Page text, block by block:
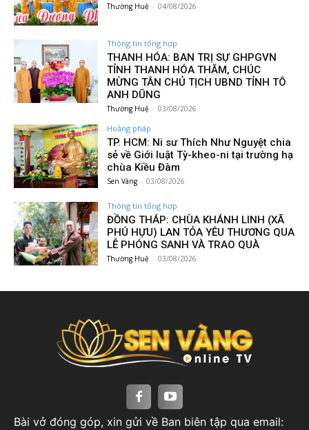
Thường Huệ - 04/08/2026
Thông tin tổng hợp
THANH HÓA: BAN TRỊ SỰ GHPGVN
TỈNH THANH HÓA THĂM, CHÚC
MỪNG TÂN CHỦ TỊCH UBND TỈNH TÔ
ANH DŨNG
Thường Huệ - 03/08/2026
Hoằng pháp
TP. HCM: Ni sư Thích Như Nguyệt chia
sẻ về Giới luật Tỳ-kheo-ni tại trường hạ
chùa Kiều Đàm
Sen Vàng - 03/08/2026
Thông tin tổng hợp
ĐỒNG THÁP: CHÙA KHÁNH LINH (XÃ
PHÚ HỰU) LAN TỎA YÊU THƯƠNG QUA
LỄ PHÓNG SANH VÀ TRAO QUÀ
Thường Huệ - 03/08/2026
Bài vở đóng góp, xin gửi về Ban biên tập qua email: